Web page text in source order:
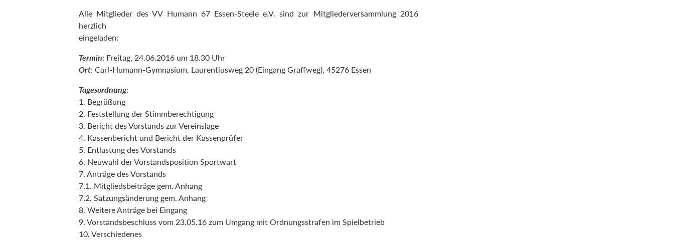
Alle Mitglieder des VV Humann 67 Essen-Steele e.V. sind zur Mitgliederversammlung 2016
herzlich
eingeladen:
Termin: Freitag, 24.06.2016 um 18.30 Uhr
Ort: Carl-Humann-Gymnasium, Laurentiusweg 20 (Eingang Graffweg), 45276 Essen
Tagesordnung:
1. Begrüßung
2. Feststellung der Stimmberechtigung
3. Bericht des Vorstands zur Vereinslage
4. Kassenbericht und Bericht der Kassenprüfer
5. Entlastung des Vorstands
6. Neuwahl der Vorstandsposition Sportwart
7. Anträge des Vorstands
7.1. Mitgliedsbeiträge gem. Anhang
7.2. Satzungsänderung gem. Anhang
8. Weitere Anträge bei Eingang
9. Vorstandsbeschluss vom 23.05.16 zum Umgang mit Ordnungsstrafen im Spielbetrieb
10. Verschiedenes